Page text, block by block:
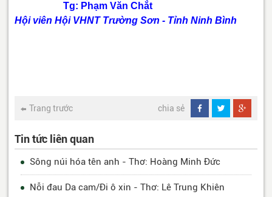
Tg: Phạm Văn Chắt
Hội viên Hội VHNT Trường Sơn - Tỉnh Ninh Bình
Trang trước chia sẻ
Tin tức liên quan
Sông núi hóa tên anh - Thơ: Hoàng Minh Đức
Nỗi đau Da cam/Đi ô xin - Thơ: Lê Trung Khiên